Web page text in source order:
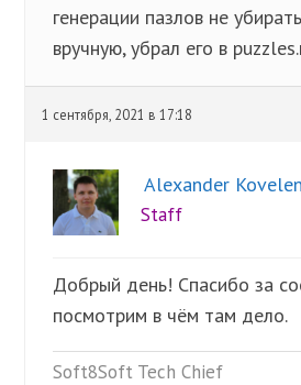
генерации пазлов не
вручную, убрал его в
1 сентября, 2021 в 17:18
Alexander
Staff
Добрый день! Спасибо за
посмотрим в чём там дело.
Soft8Soft Tech Chief